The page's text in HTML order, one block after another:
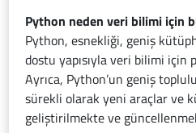
Python neden veri bilimi için
Python, esnekliği, geniş
dostu yapısıyla veri bilimi için
Ayrıca, Python’un geniş
sürekli olarak yeni araçlar ve
geliştirilmekte ve